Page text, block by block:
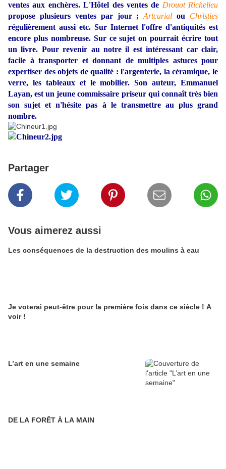
ventes aux enchères. L'Hôtel des ventes de Drouot Richelieu
propose plusieurs ventes par jour ;
Artcurial ou
Christies
régulièrement aussi etc. Sur Internet l'offre d'antiquités est
encore plus nombreuse. Sur ce sujet on pourrait écrire tout
un livre. Pour revenir au notre il est intéressant car clair,
facile à transporter et donnant de multiples astuces pour
expertiser des objets de qualité : l'argenterie, la céramique, le
verre, les tableaux et le mobilier. Son auteur, Emmanuel
Layan, est un jeune commissaire priseur qui connaît très bien
son sujet et n'hésite pas à le transmettre au plus grand
nombre.
Partager
Vous aimerez aussi
Les conséquences de la destruction des moulins à eau
Je voterai peut-être pour la première fois dans ce siècle ! A
voir !
L’art en une semaine
DE LA FORÊT À LA MAIN